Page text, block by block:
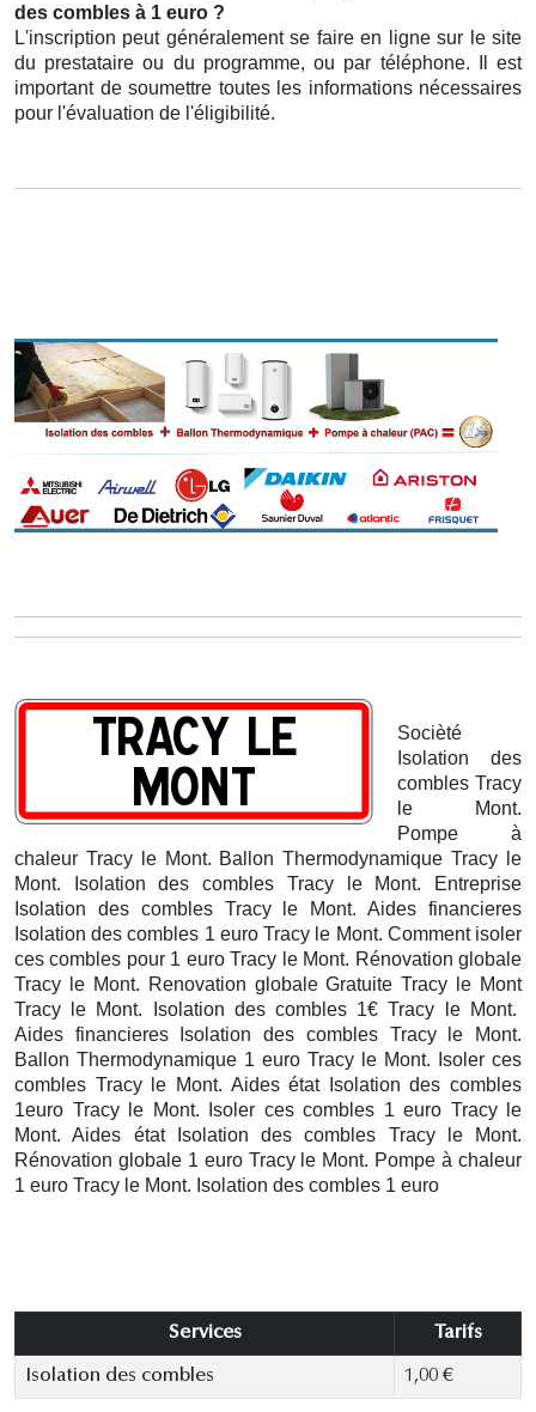
des combles à 1 euro ?
L'inscription peut généralement se faire en ligne sur le site
du prestataire ou du programme, ou par téléphone. Il est
important de soumettre toutes les informations nécessaires
pour l'évaluation de l'éligibilité.
Socièté
Isolation des
combles Tracy
le Mont.
Pompe à
chaleur Tracy le Mont. Ballon Thermodynamique Tracy le
Mont. Isolation des combles Tracy le Mont. Entreprise
Isolation des combles Tracy le Mont. Aides financieres
Isolation des combles 1 euro Tracy le Mont. Comment isoler
ces combles pour 1 euro Tracy le Mont. Rénovation globale
Tracy le Mont. Renovation globale Gratuite Tracy le Mont
Tracy le Mont. Isolation des combles 1€ Tracy le Mont.
Aides financieres Isolation des combles Tracy le Mont.
Ballon Thermodynamique 1 euro Tracy le Mont. Isoler ces
combles Tracy le Mont. Aides état Isolation des combles
1euro Tracy le Mont. Isoler ces combles 1 euro Tracy le
Mont. Aides état Isolation des combles Tracy le Mont.
Rénovation globale 1 euro Tracy le Mont. Pompe à chaleur
1 euro Tracy le Mont. Isolation des combles 1 euro
Services Tarifs
Isolation des combles 1,00 €